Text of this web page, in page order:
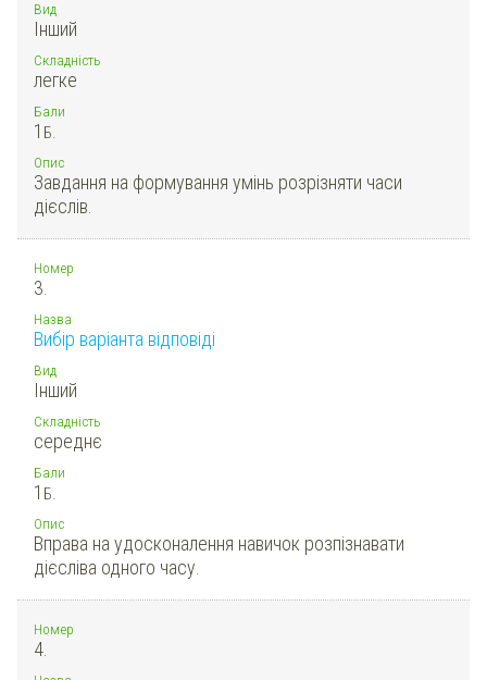
Вид
Інший
Складність
легке
Бали
1 Б.
Опис
Завдання на формування умінь розрізняти часи
дієслів.
Номер
3.
Назва
Вибір варіанта відповіді
Вид
Інший
Складність
середнє
Бали
1 Б.
Опис
Вправа на удосконалення навичок розпізнавати
дієсліва одного часу.
Номер
4.